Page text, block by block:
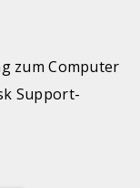
zum Computer
Support-